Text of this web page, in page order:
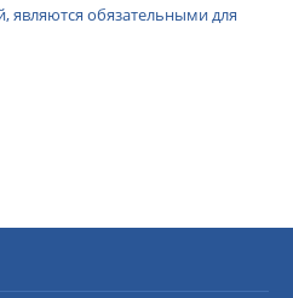
являются обязательными для